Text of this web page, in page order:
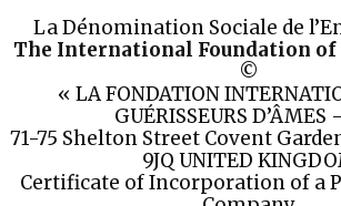
La Dénomination Sociale de
The International Foundation of
©
« LA FONDATION
GUÉRISSEURS
71-75 Shelton Street Covent
9JQ UNITED
Certificate of Incorporation of a